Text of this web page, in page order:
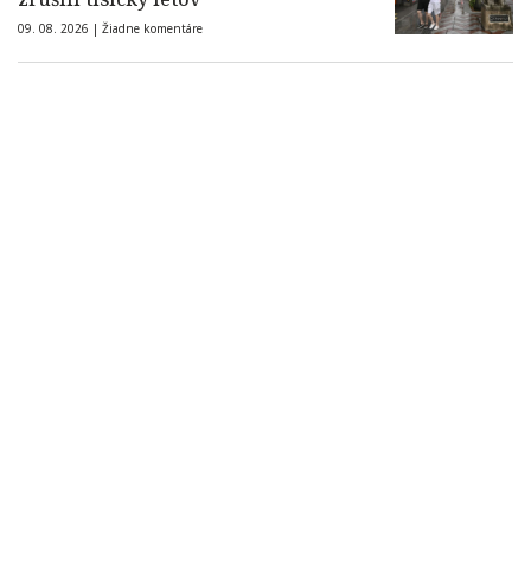
09. 08. 2026 | Žiadne komentáre